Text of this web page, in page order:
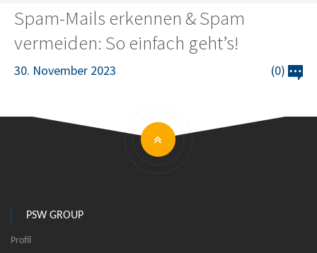
Spam-Mails erkennen & Spam
vermeiden: So einfach geht’s!
30. November 2023 (0)